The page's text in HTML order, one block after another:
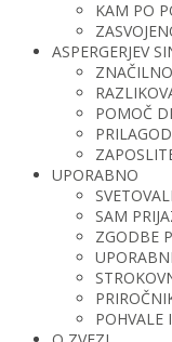
KAM PO
ASPERGERJEV
POMOČ
UPORABNO
SAM
ZGODBE
POHVALE